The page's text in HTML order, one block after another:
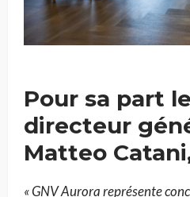
Pour sa part le
directeur
Matteo
« GNV Aurora représente